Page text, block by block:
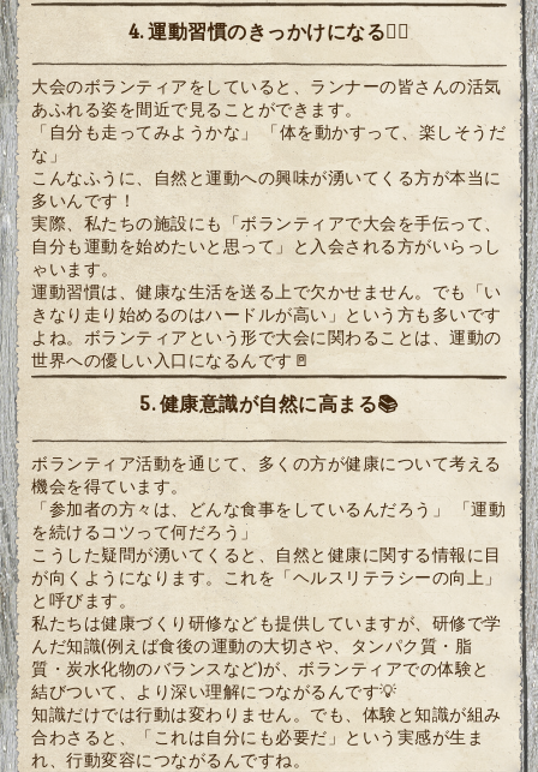
4. 運動習慣のきっかけになる🏃‍♂️
大会のボランティアをしていると、ランナーの皆さんの活気
あふれる姿を間近で見ることができます。
「自分も走ってみようかな」 「体を動かすって、楽しそうだ
な」
こんなふうに、自然と運動への興味が湧いてくる方が本当に
多いんです！
実際、私たちの施設にも「ボランティアで大会を手伝って、
自分も運動を始めたいと思って」と入会される方がいらっし
ゃいます。
運動習慣は、健康な生活を送る上で欠かせません。でも「い
きなり走り始めるのはハードルが高い」という方も多いです
よね。ボランティアという形で大会に関わることは、運動の
世界への優しい入口になるんです🚪
5. 健康意識が自然に高まる📚
ボランティア活動を通じて、多くの方が健康について考える
機会を得ています。
「参加者の方々は、どんな食事をしているんだろう」 「運動
を続けるコツって何だろう」
こうした疑問が湧いてくると、自然と健康に関する情報に目
が向くようになります。これを「ヘルスリテラシーの向上」
と呼びます。
私たちは健康づくり研修なども提供していますが、研修で学
んだ知識(例えば食後の運動の大切さや、タンパク質・脂
質・炭水化物のバランスなど)が、ボランティアでの体験と
結びついて、より深い理解につながるんです💡
知識だけでは行動は変わりません。でも、体験と知識が組み
合わさると、「これは自分にも必要だ」という実感が生ま
れ、行動変容につながるんですね。